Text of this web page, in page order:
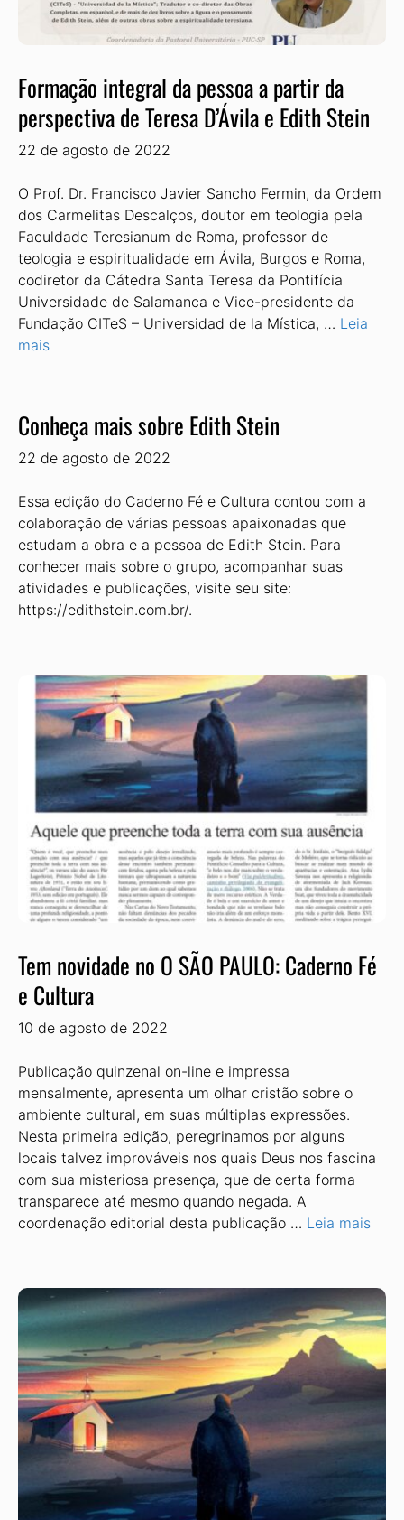
Formação integral da pessoa a partir da
perspectiva de Teresa D’Ávila e Edith Stein
22 de agosto de 2022
O Prof. Dr. Francisco Javier Sancho Fermin, da Ordem
dos Carmelitas Descalços, doutor em teologia pela
Faculdade Teresianum de Roma, professor de
teologia e espiritualidade em Ávila, Burgos e Roma,
codiretor da Cátedra Santa Teresa da Pontifícia
Universidade de Salamanca e Vice-presidente da
Fundação CITeS – Universidad de la Mística, … Leia
mais
Conheça mais sobre Edith Stein
22 de agosto de 2022
Essa edição do Caderno Fé e Cultura contou com a
colaboração de várias pessoas apaixonadas que
estudam a obra e a pessoa de Edith Stein. Para
conhecer mais sobre o grupo, acompanhar suas
atividades e publicações, visite seu site:
https://edithstein.com.br/.
Tem novidade no O SÃO PAULO: Caderno Fé
e Cultura
10 de agosto de 2022
Publicação quinzenal on-line e impressa
mensalmente, apresenta um olhar cristão sobre o
ambiente cultural, em suas múltiplas expressões.
Nesta primeira edição, peregrinamos por alguns
locais talvez improváveis nos quais Deus nos fascina
com sua misteriosa presença, que de certa forma
transparece até mesmo quando negada. A
coordenação editorial desta publicação … Leia mais